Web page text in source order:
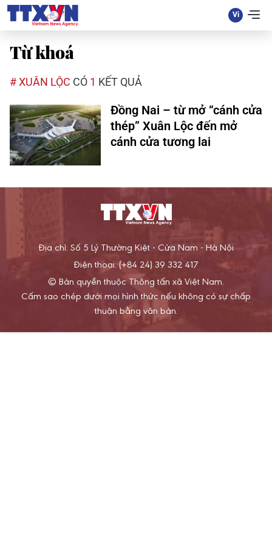
Từ khoá
# XUÂN LỘC CÓ 1 KẾT QUẢ
Đồng Nai – từ mở “cánh cửa
thép” Xuân Lộc đến mở
cánh cửa tương lai
Địa chỉ: Số 5 Lý Thường Kiệt - Cửa Nam - Hà Nội
Điện thoại: (+84 24) 39 332 417
© Bản quyền thuộc Thông tấn xã Việt Nam.
Cấm sao chép dưới mọi hình thức nếu không có sự chấp
thuận bằng văn bản.